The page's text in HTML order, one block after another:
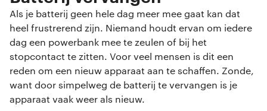
Als je batterij geen hele dag meer mee gaat kan dat
heel frustrerend zijn. Niemand houdt ervan om iedere
dag een powerbank mee te zeulen of bij het
stopcontact te zitten. Voor veel mensen is dit een
reden om een nieuw apparaat aan te schaffen. Zonde,
want door simpelweg de batterij te vervangen is je
apparaat vaak weer als nieuw.